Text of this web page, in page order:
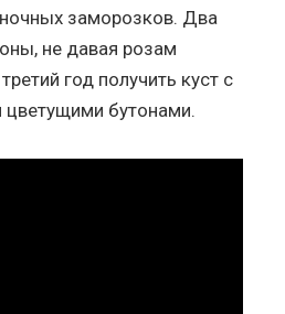
заморозков. Два
не давая розам
год получить куст с
цветущими бутонами.